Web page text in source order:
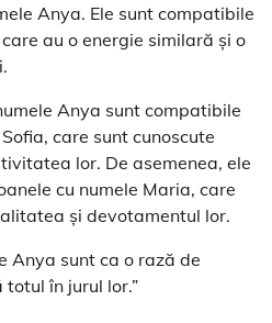
Anya. Ele sunt compatibile
au o energie similară și o
Anya sunt compatibile
care sunt cunoscute
lor. De asemenea, ele
cu numele Maria, care
și devotamentul lor.
Anya sunt ca o rază de
în jurul lor.”